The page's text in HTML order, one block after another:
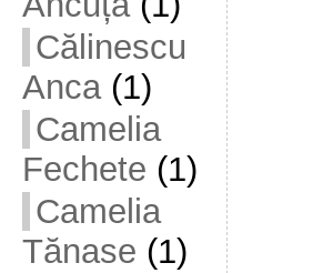
Călinescu
Anca(1)
Camelia
Fechete (1)
Camelia
Tănase (1)